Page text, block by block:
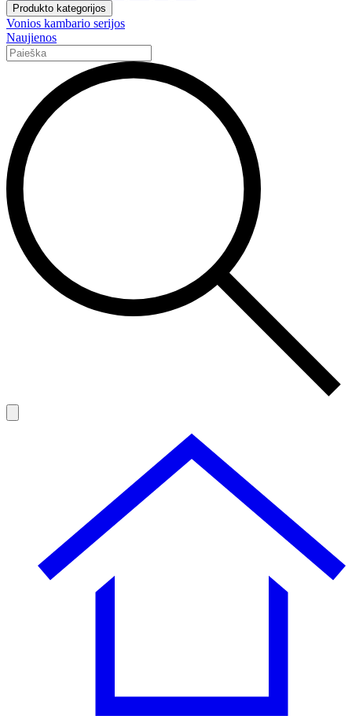
Produkto kategorijos
Vonios kambario serijos
Naujienos